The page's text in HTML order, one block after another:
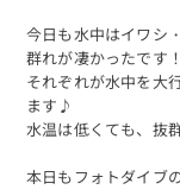
今日も水中はイワシ
群れが凄かったです！
それぞれが水中を大
ます♪
水温は低くても、抜
本日もフォトダイブ